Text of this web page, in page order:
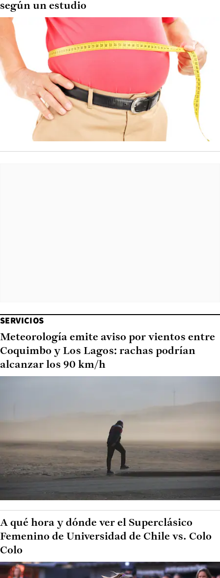
según un estudio
SERVICIOS
Meteorología emite aviso por vientos entre
Coquimbo y Los Lagos: rachas podrían
alcanzar los 90 km/h
A qué hora y dónde ver el Superclásico
Femenino de Universidad de Chile vs. Colo
Colo